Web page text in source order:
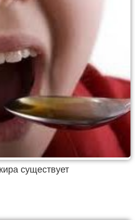
существует